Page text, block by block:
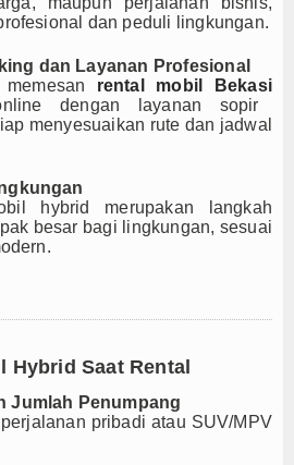
dan peduli lingkungan.
dan Layanan Profesional
rental mobil Bekasi
dengan layanan sopir
menyesuaikan rute dan jadwal
hybrid merupakan langkah
besar bagi lingkungan, sesuai
Hybrid Saat Rental
Jumlah Penumpang
pribadi atau SUV/MPV